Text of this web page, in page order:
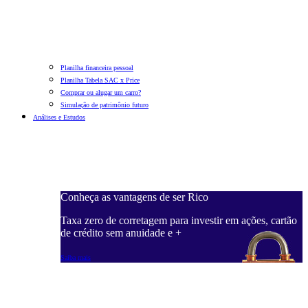
Planilha financeira pessoal
Planilha Tabela SAC x Price
Comprar ou alugar um carro?
Simulação de patrimônio futuro
Análises e Estudos
Conheça as vantagens de ser Rico
Taxa zero de corretagem para investir em ações, cartão
de crédito sem anuidade e +
Saiba mais